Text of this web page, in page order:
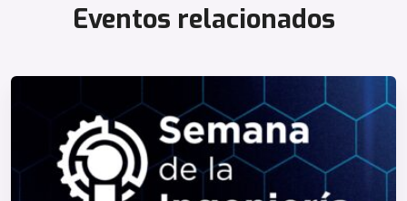
Eventos relacionados